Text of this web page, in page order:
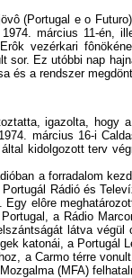
(Portugal e o
március 11-én,
vezérkari
Ez utóbbi nap
és a rendszer
igazolta, hogy
március 16-i
kidolgozott terv
a forradalom
Rádió és
elôre
a Rádio
látva
katonái, a Portugál
a Carmo térre
(MFA)